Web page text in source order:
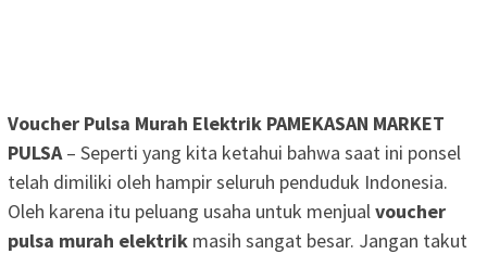
Voucher Pulsa Murah Elektrik PAMEKASAN MARKET
PULSA– Seperti yang kita ketahui bahwa saat ini ponsel
telah dimiliki oleh hampir seluruh penduduk Indonesia.
Oleh karena itu peluang usaha untuk menjualvoucher
pulsa murah elektrik masih sangat besar. Jangan takut